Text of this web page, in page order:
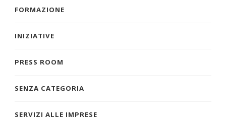
FORMAZIONE
INIZIATIVE
PRESS ROOM
SENZA CATEGORIA
SERVIZI ALLE IMPRESE